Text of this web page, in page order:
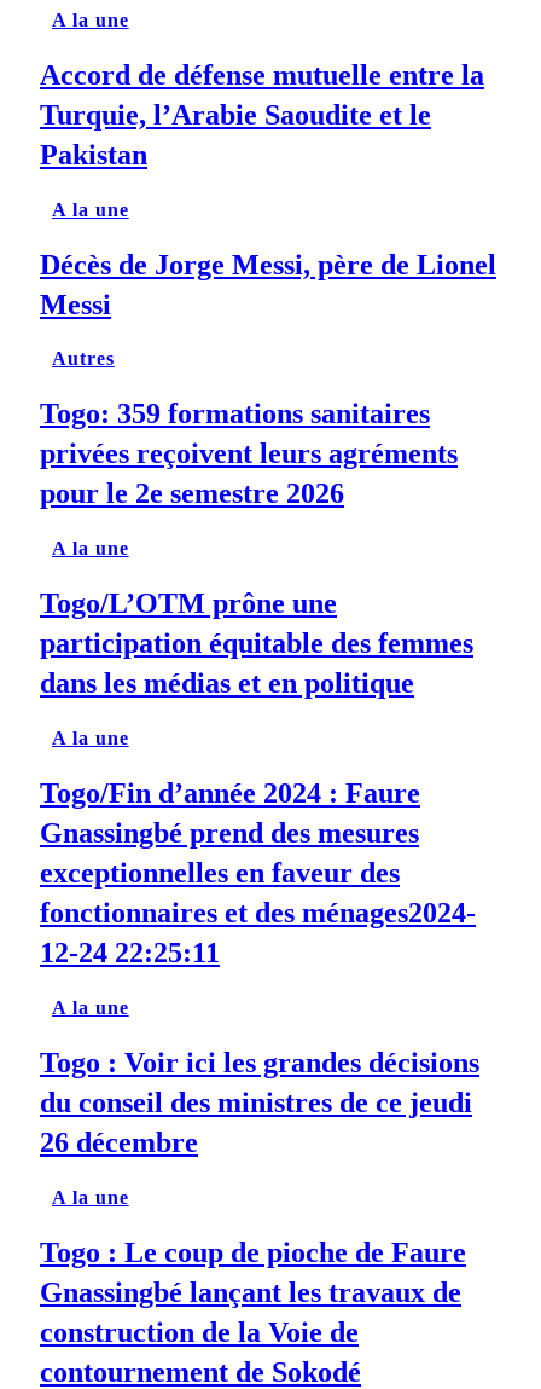
A la une
Accord de défense mutuelle entre la
Turquie, l’Arabie Saoudite et le
Pakistan
A la une
Décès de Jorge Messi, père de Lionel
Messi
Autres
Togo: 359 formations sanitaires
privées reçoivent leurs agréments
pour le 2e semestre 2026
A la une
Togo/L’OTM prône une
participation équitable des femmes
dans les médias et en politique
A la une
Togo/Fin d’année 2024 : Faure
Gnassingbé prend des mesures
exceptionnelles en faveur des
fonctionnaires et des ménages2024-
12-24 22:25:11
A la une
Togo : Voir ici les grandes décisions
du conseil des ministres de ce jeudi
26 décembre
A la une
Togo : Le coup de pioche de Faure
Gnassingbé lançant les travaux de
construction de la Voie de
contournement de Sokodé